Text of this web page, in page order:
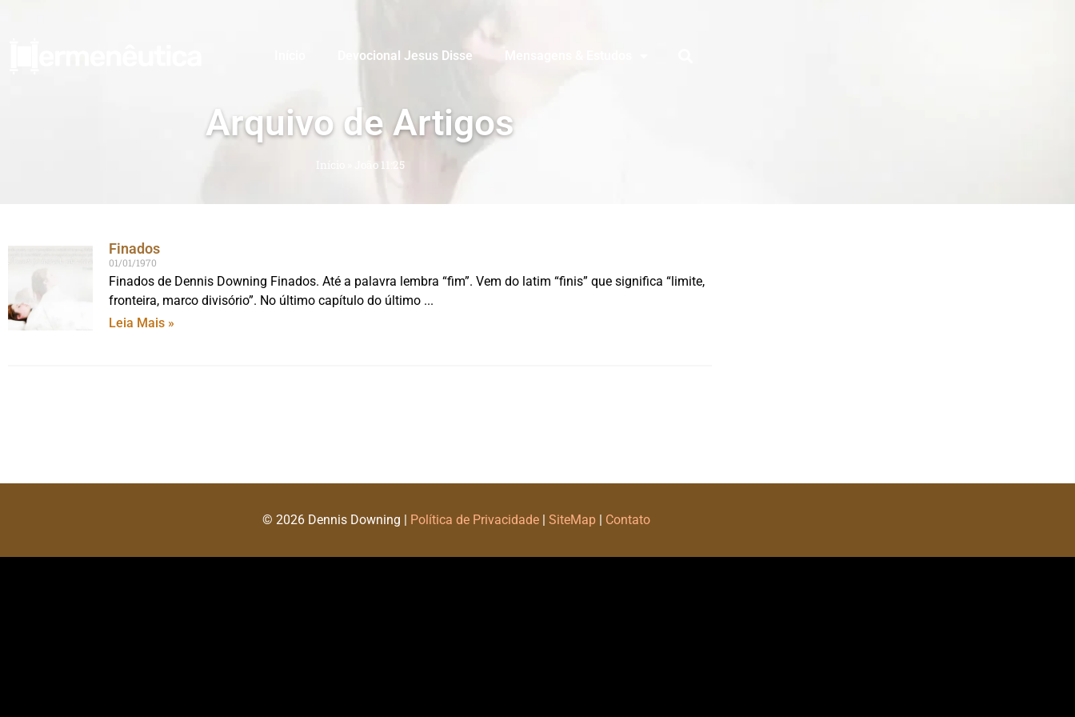
Devocional Jesus Disse
Arquivo de Artigos
João 11:25
Finados
01/01/1970
Finados de Dennis Downing Finados. Até a palavra lembra “fim”. Vem do latim “finis” que significa “limite,
fronteira, marco divisório”. No último capítulo do último
Leia Mais »
© 2026 Dennis Downing | Política de Privacidade| SiteMap| Contato